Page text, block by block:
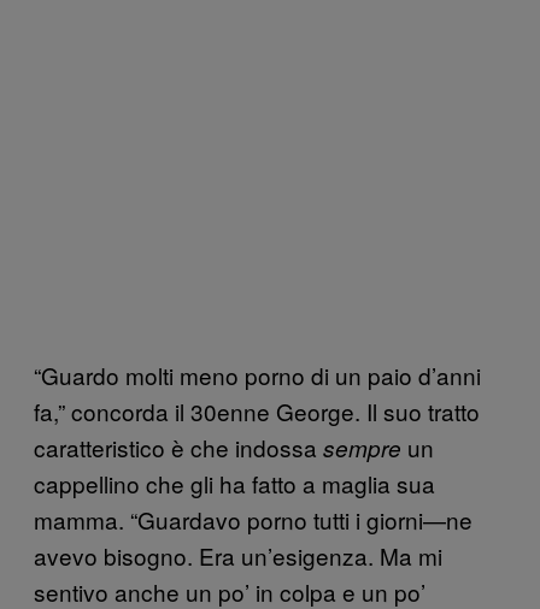
“Guardo molti meno porno di un paio d’anni
fa,” concorda il 30enne George. Il suo tratto
caratteristico è che indossa sempre un
cappellino che gli ha fatto a maglia sua
mamma. “Guardavo porno tutti i giorni—ne
avevo bisogno. Era un’esigenza. Ma mi
sentivo anche un po’ in colpa e un po’